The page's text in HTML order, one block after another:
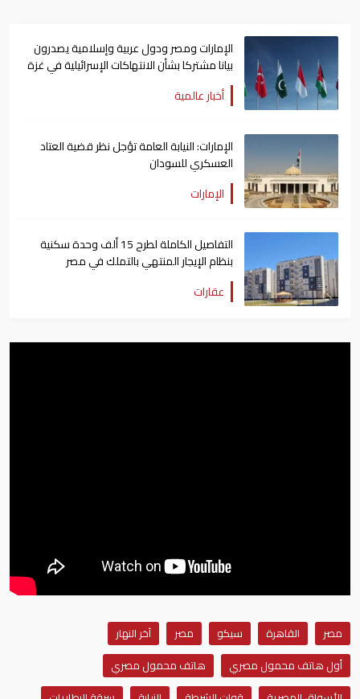
الإمارات ومصر ودول عربية وإسلامية يصدرون
بيانا مشتركا بشأن الانتهاكات الإسرائيلية في غزة
أخبار عالمية
الإمارات: النيابة العامة تؤجل نظر قضية العتاد
العسكري للسودان
الإمارات
التفاصيل الكاملة لطرح 15 ألف وحدة سكنية
بنظام الإيجار المنتهي بالتملك في مصر
عقارات
مصر القاهرة سيكو مصر
آخر النهار
أول هاتف محمول مصري
هاتف محمول مصري